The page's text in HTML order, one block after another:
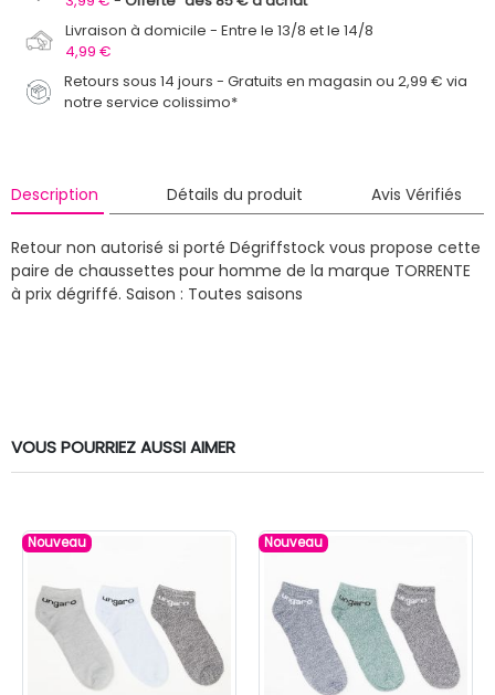
Livraison à domicile
Entre le 13/8 et le 14/8
4,99 €
Retours sous 14 jours - Gratuits en magasin ou 2,99 € via
notre service colissimo*
Description Détails du produit Avis Vérifiés
Retour non autorisé si porté Dégriffstock vous propose cette
paire de chaussettes pour homme de la marque TORRENTE
à prix dégriffé. Saison : Toutes saisons
VOUS POURRIEZ AUSSI AIMER
Nouveau Nouveau